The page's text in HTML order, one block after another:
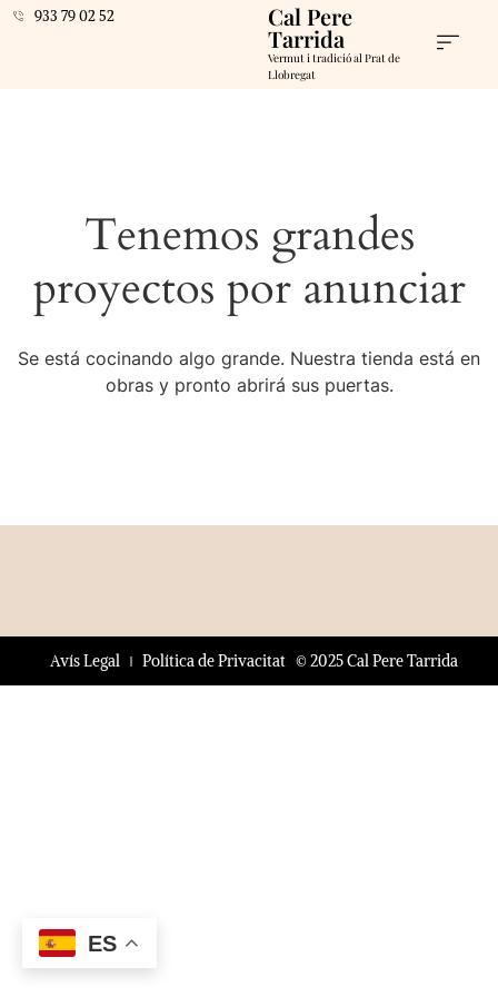
933 79 02 52 Cal Pere
Tarrida
Vermut i tradició al Prat de
Llobregat
Tenemos grandes
proyectos por anunciar
Se está cocinando algo grande. Nuestra tienda está en
obras y pronto abrirá sus puertas.
© 2025 Cal Pere Tarrida
Avís Legal Política de Privacitat
ES